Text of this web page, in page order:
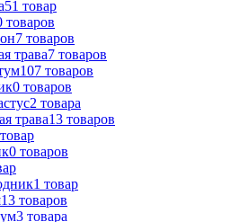
51 товар
товаров
7 товаров
трава7 товаров
107 товаров
0 товаров
2 товара
трава13 товаров
товар
0 товаров
1 товар
13 товаров
3 товара